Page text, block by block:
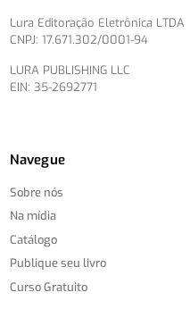
Lura Editoração Eletrônica LTDA
CNPJ: 17.671.302/0001-94
LURA PUBLISHING LLC
EIN: 35-2692771
Navegue
Sobre nós
Na mídia
Catálogo
Publique seu livro
Curso Gratuito